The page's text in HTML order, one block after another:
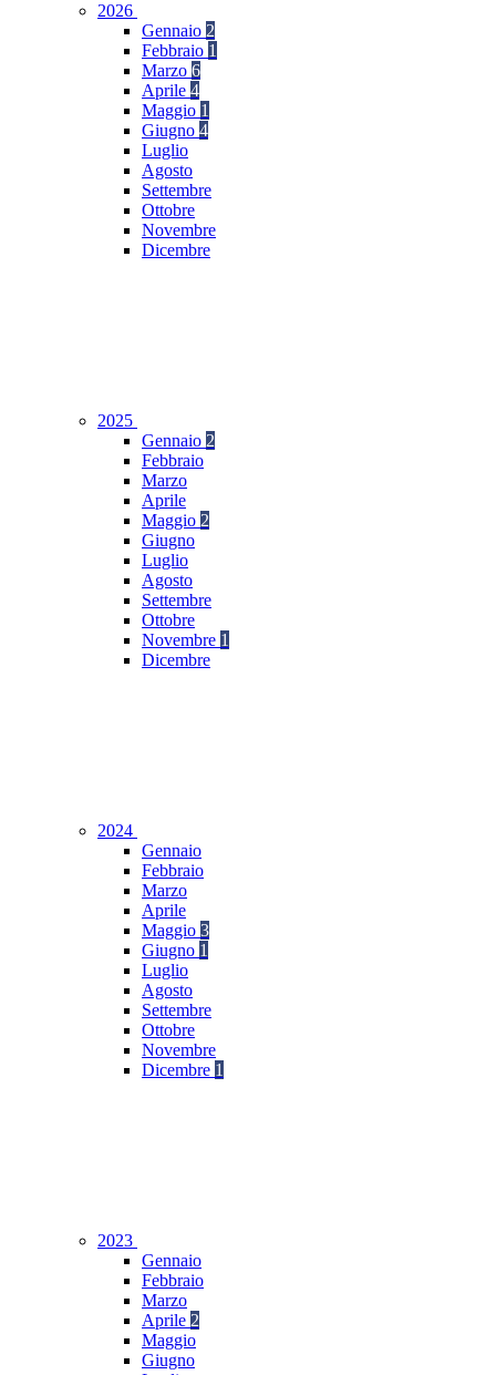
2026
Gennaio 2
Febbraio 1
Marzo 6
Aprile 4
Maggio 1
Giugno 4
Luglio
Agosto
Settembre
Ottobre
Novembre
Dicembre
2025
Gennaio 2
Febbraio
Marzo
Aprile
Maggio 2
Giugno
Luglio
Agosto
Settembre
Ottobre
Novembre 1
Dicembre
2024
Gennaio
Febbraio
Marzo
Aprile
Maggio 3
Giugno 1
Luglio
Agosto
Settembre
Ottobre
Novembre
Dicembre 1
2023
Gennaio
Febbraio
Marzo
Aprile 2
Maggio
Giugno